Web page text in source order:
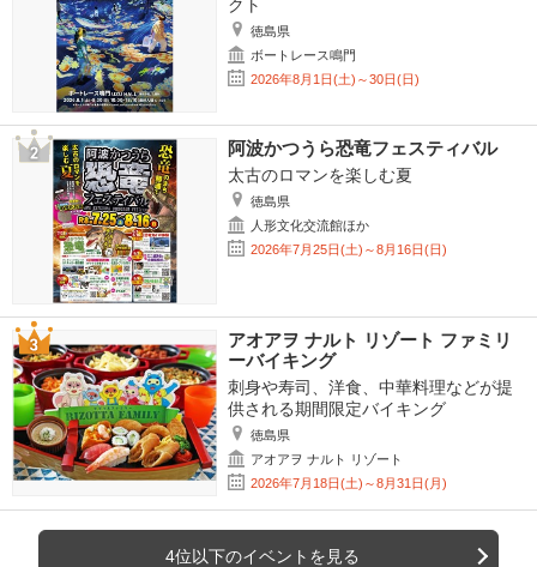
クト
徳島県
ボートレース鳴門
2026年8月1日(土)～30日(日)
阿波かつうら恐竜フェスティバル
太古のロマンを楽しむ夏
徳島県
人形文化交流館ほか
2026年7月25日(土)～8月16日(日)
アオアヲ ナルト リゾート ファミリ
ーバイキング
刺身や寿司、洋食、中華料理などが提
供される期間限定バイキング
徳島県
アオアヲ ナルト リゾート
2026年7月18日(土)～8月31日(月)
4位以下のイベントを見る